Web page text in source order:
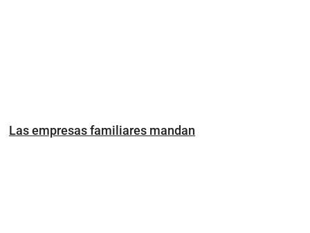
Las empresas familiares mandan